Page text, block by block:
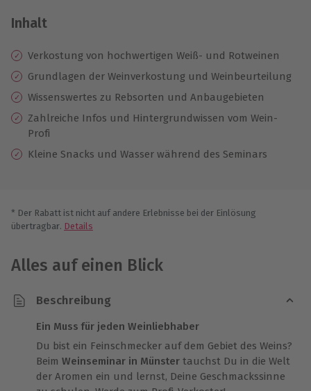
Inhalt
Verkostung von hochwertigen Weiß- und Rotweinen
Grundlagen der Weinverkostung und Weinbeurteilung
Wissenswertes zu Rebsorten und Anbaugebieten
Zahlreiche Infos und Hintergrundwissen vom Wein-
Profi
Kleine Snacks und Wasser während des Seminars
* Der Rabatt ist nicht auf andere Erlebnisse bei der Einlösung
übertragbar. Details
Alles auf einen Blick
Beschreibung
Ein Muss für jeden Weinliebhaber
Du bist ein Feinschmecker auf dem Gebiet des Weins?
Beim Weinseminar in Münster tauchst Du in die Welt
der Aromen ein und lernst, Deine Geschmackssinne